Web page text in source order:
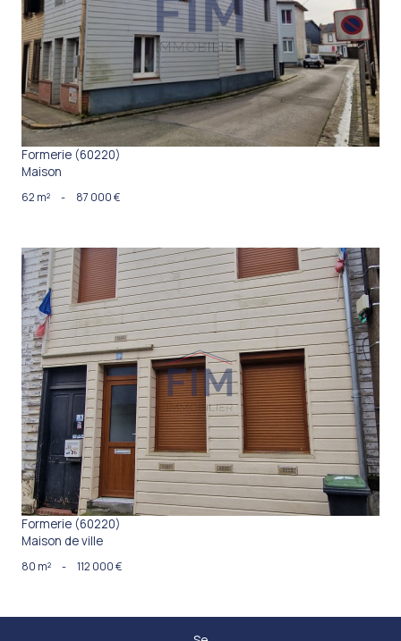
VOIR LE BIEN
Formerie (60220)
Maison
62 m² - 87 000 €
VOIR LE BIEN
Formerie (60220)
Maison de ville
80 m² - 112 000 €